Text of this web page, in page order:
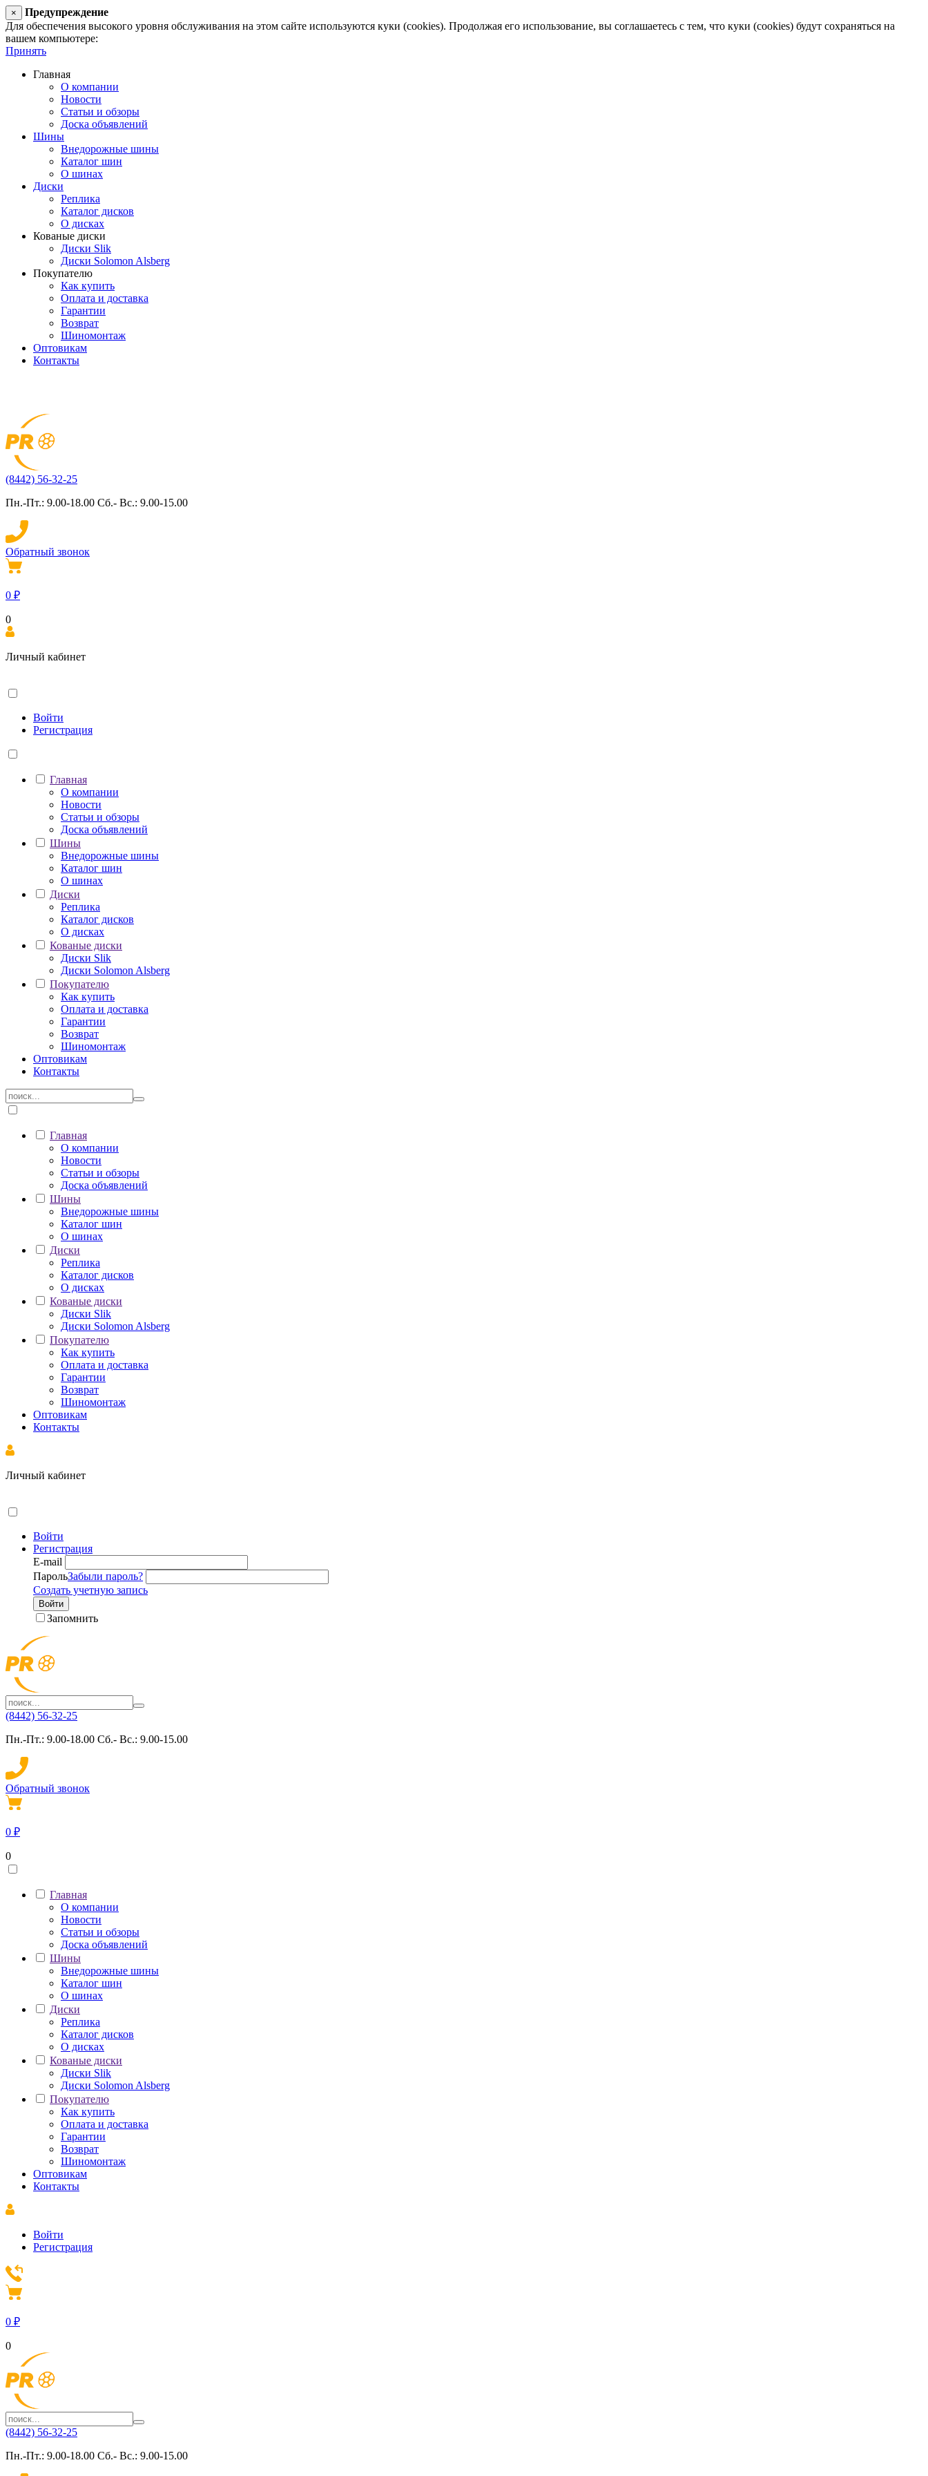
×
Предупреждение
Для обеспечения высокого уровня обслуживания на этом сайте используются куки (cookies). Продолжая его использование, вы соглашаетесь с тем, что куки (cookies) будут сохраняться на
вашем компьютере:
Принять
Главная
О компании
Новости
Статьи и обзоры
Доска объявлений
Шины
Внедорожные шины
Каталог шин
О шинах
Диски
Реплика
Каталог дисков
О дисках
Кованые диски
Диски Slik
Диски Solomon Alsberg
Покупателю
Как купить
Оплата и доставка
Гарантии
Возврат
Шиномонтаж
Оптовикам
Контакты
(8442) 56-32-25
Пн.-Пт.: 9.00-18.00 Сб.- Вс.: 9.00-15.00
Обратный звонок
0 ₽
0
Личный кабинет
Войти
Регистрация
Главная
О компании
Новости
Статьи и обзоры
Доска объявлений
Шины
Внедорожные шины
Каталог шин
О шинах
Диски
Реплика
Каталог дисков
О дисках
Кованые диски
Диски Slik
Диски Solomon Alsberg
Покупателю
Как купить
Оплата и доставка
Гарантии
Возврат
Шиномонтаж
Оптовикам
Контакты
Главная
О компании
Новости
Статьи и обзоры
Доска объявлений
Шины
Внедорожные шины
Каталог шин
О шинах
Диски
Реплика
Каталог дисков
О дисках
Кованые диски
Диски Slik
Диски Solomon Alsberg
Покупателю
Как купить
Оплата и доставка
Гарантии
Возврат
Шиномонтаж
Оптовикам
Контакты
Личный кабинет
Войти
Регистрация
E-mail
ПарольЗабыли пароль?
Создать учетную запись
Войти
Запомнить
(8442) 56-32-25
Пн.-Пт.: 9.00-18.00 Сб.- Вс.: 9.00-15.00
Обратный звонок
0 ₽
0
Главная
О компании
Новости
Статьи и обзоры
Доска объявлений
Шины
Внедорожные шины
Каталог шин
О шинах
Диски
Реплика
Каталог дисков
О дисках
Кованые диски
Диски Slik
Диски Solomon Alsberg
Покупателю
Как купить
Оплата и доставка
Гарантии
Возврат
Шиномонтаж
Оптовикам
Контакты
Войти
Регистрация
0 ₽
0
(8442) 56-32-25
Пн.-Пт.: 9.00-18.00 Сб.- Вс.: 9.00-15.00